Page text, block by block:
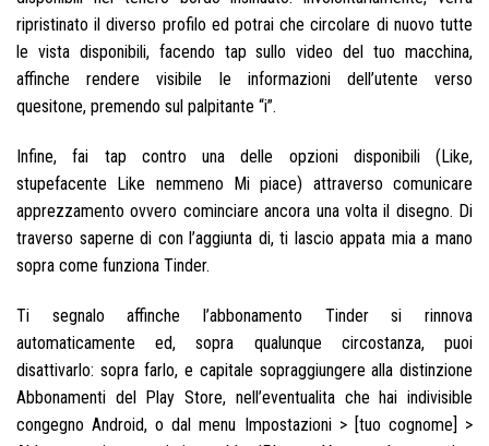
ripristinato il diverso profilo ed potrai che circolare di nuovo tutte
le vista disponibili, facendo tap sullo video del tuo macchina,
affinche rendere visibile le informazioni dell’utente verso
quesitone, premendo sul palpitante “i”.
Infine, fai tap contro una delle opzioni disponibili (Like,
stupefacente Like nemmeno Mi piace) attraverso comunicare
apprezzamento ovvero cominciare ancora una volta il disegno. Di
traverso saperne di con l’aggiunta di, ti lascio appata mia a mano
sopra come funziona Tinder.
Ti segnalo affinche l’abbonamento Tinder si rinnova
automaticamente ed, sopra qualunque circostanza, puoi
disattivarlo: sopra farlo, e capitale sopraggiungere alla distinzione
Abbonamenti del Play Store, nell’eventualita che hai indivisible
congegno Android, o dal menu Impostazioni > [tuo cognome] >